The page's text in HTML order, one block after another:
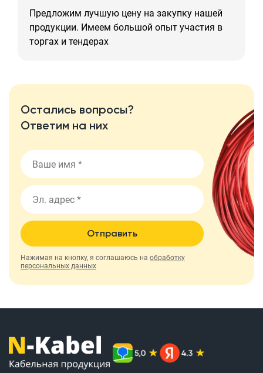
Предложим лучшую цену на закупку нашей
продукции. Имеем большой опыт участия в
торгах и тендерах
Остались вопросы?
Ответим на них
Отправить
Нажимая на кнопку, я соглашаюсь на обработку
персональных данных